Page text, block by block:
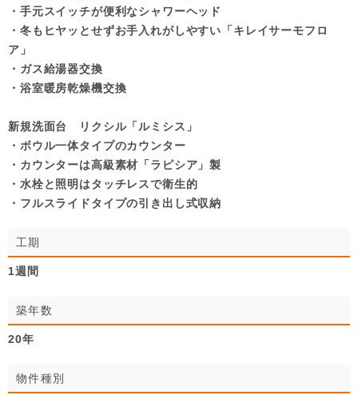
・手元スイッチが便利なシャワーヘッド
・冬もヒヤッとせずお手入れがしやすい「キレイサーモフロ
ア」
・ガス給湯器交換
・浴室暖房乾燥機交換
新規洗面台 リクシル「ルミシス」
・ボウル一体タイプのカウンター
・カウンターは高級素材「ラピシア」製
・水栓と照明はタッチレスで衛生的
・フルスライドタイプの引き出し式収納
工期
1週間
築年数
20年
物件種別